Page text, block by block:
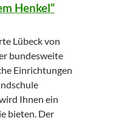
Henkel“
Lübeck von
bundesweite
Einrichtungen
Ihnen ein
bieten. Der
und „goldenem Henkel“